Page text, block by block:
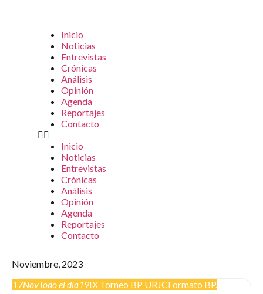
Inicio
Noticias
Entrevistas
Crónicas
Análisis
Opinión
Agenda
Reportajes
Contacto
Inicio
Noticias
Entrevistas
Crónicas
Análisis
Opinión
Agenda
Reportajes
Contacto
Noviembre, 2023
17NovTodo el día19IX Torneo BP URJCFormato BP.